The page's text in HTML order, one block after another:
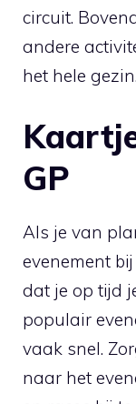
circuit.
andere
het hele gezin.
GP
Als je van
evenement
dat je op tijd
populair
vaak snel.
naar het